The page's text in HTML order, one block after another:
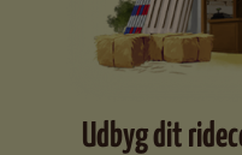
Udbyg dit